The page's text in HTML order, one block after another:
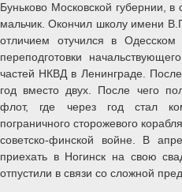
Буньково Московской губернии,
мальчик. Окончил школу имени
отличием отучился в
переподготовки
частей НКВД в Ленинграде.
год вместо двух. После чего
флот, где через год стал
пограничного сторожевого
советско-финской войне. В
приехать в Ногинск на свою
отпустили в связи со сложной